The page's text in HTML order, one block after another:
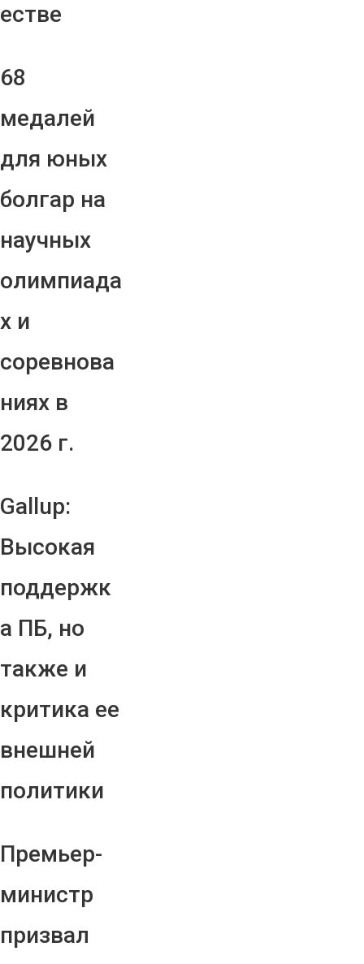
естве
68
медалей
для юных
болгар на
научных
олимпиада
х и
соревнова
ниях в
2026 г.
Gallup:
Высокая
поддержк
а ПБ, но
также и
критика ее
внешней
политики
Премьер-
министр
призвал